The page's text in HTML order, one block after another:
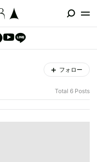
フォロー
Total 6 Posts